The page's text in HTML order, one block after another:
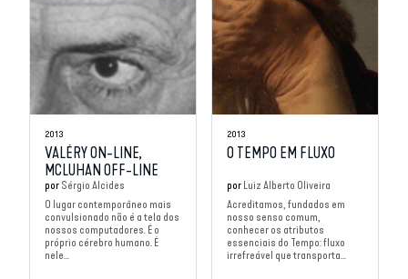
2013
VALÉRY ON-LINE,
MCLUHAN OFF-LINE
por Sérgio Alcides
O lugar contemporâneo mais
convulsionado não é a tela dos
nossos computadores. É o
próprio cérebro humano. É
nele...
2013
O TEMPO EM FLUXO
por Luiz Alberto Oliveira
Acreditamos, fundados em
nosso senso comum,
conhecer os atributos
essenciais do Tempo: fluxo
irrefreável que transporta...